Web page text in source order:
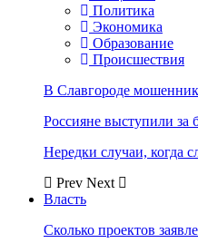
Политика
Экономика
Образование
Происшествия
В Славгороде
Россияне выступили за
Нередки случаи, когда
Prev Next
Власть
Сколько проектов